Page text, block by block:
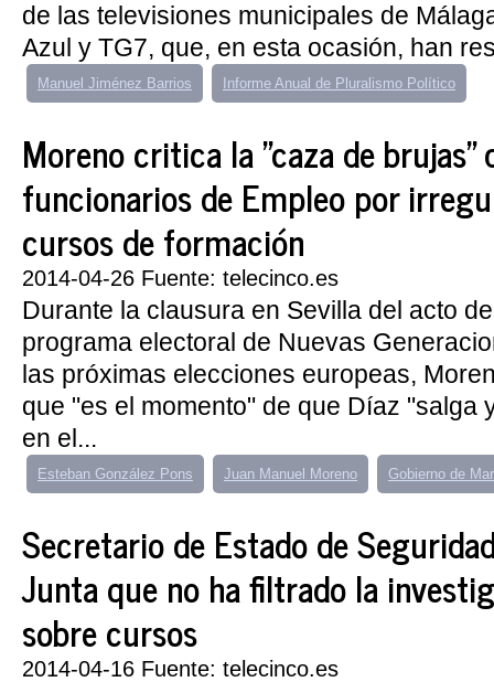
de las televisiones municipales de
Azul y TG7, que, en esta ocasión, han
Manuel Jiménez Barrios Informe Anual de Pluralismo Político
Moreno critica la "caza de brujas"
funcionarios de Empleo por
cursos de formación
2014-04-26 Fuente: telecinco.es
Durante la clausura en Sevilla del acto
programa electoral de Nuevas
las próximas elecciones europeas,
que "es el momento" de que Díaz "salga
en el...
Esteban González Pons Juan Manuel Moreno Gobierno de
Secretario de Estado de
Junta que no ha filtrado la
sobre cursos
2014-04-16 Fuente: telecinco.es